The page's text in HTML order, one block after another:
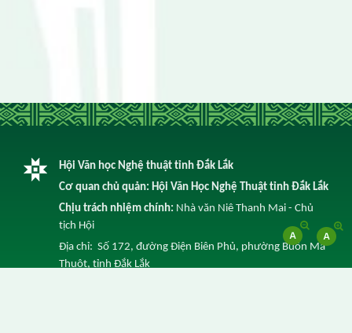
Hội Văn học Nghệ thuật tỉnh Đắk Lắk
Cơ quan chủ quản: Hội Văn Học Nghệ Thuật tỉnh Đắk Lắk
Chịu trách nhiệm chính: Nhà văn Niê Thanh Mai - Chủ
tịch Hội
Địa chỉ: Số 172, đường Điện Biên Phủ, phường Buôn Ma
Thuột, tỉnh Đắk Lắk